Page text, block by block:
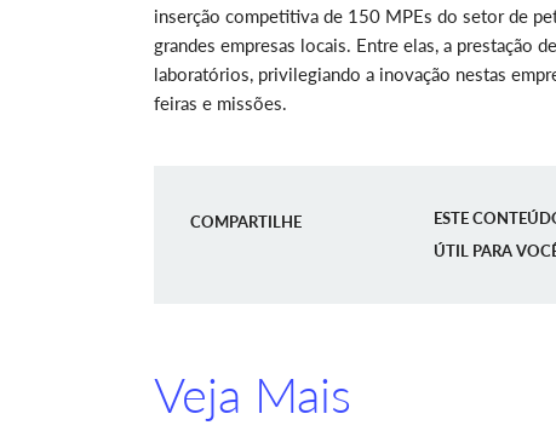
inserção competitiva de 150 MPEs do setor de
grandes empresas locais. Entre elas, a prestação
laboratórios, privilegiando a inovação nestas
feiras e missões.
COMPARTILHE
ESTE
ÚTIL PARA
Veja Mais